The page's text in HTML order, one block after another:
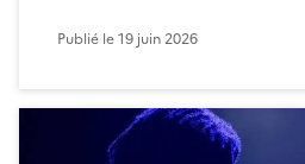
Publié le19 juin 2026